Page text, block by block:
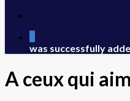
was successfully
A ceux qui